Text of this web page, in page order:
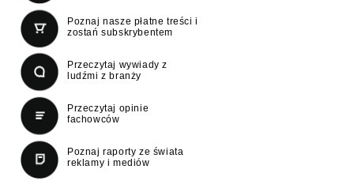
Poznaj nasze płatne treści i
zostań subskrybentem
Przeczytaj wywiady z
ludźmi z branży
Przeczytaj opinie
fachowców
Poznaj raporty ze świata
reklamy i mediów